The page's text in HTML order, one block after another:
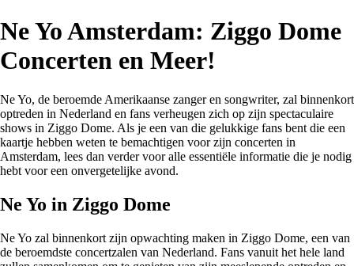
Ne Yo Amsterdam: Ziggo Dome
Concerten en Meer!
Ne Yo, de beroemde Amerikaanse zanger en songwriter, zal binnenkort
optreden in Nederland en fans verheugen zich op zijn spectaculaire
shows in Ziggo Dome. Als je een van die gelukkige fans bent die een
kaartje hebben weten te bemachtigen voor zijn concerten in
Amsterdam, lees dan verder voor alle essentiële informatie die je nodig
hebt voor een onvergetelijke avond.
Ne Yo in Ziggo Dome
Ne Yo zal binnenkort zijn opwachting maken in Ziggo Dome, een van
de beroemdste concertzalen van Nederland. Fans vanuit het hele land